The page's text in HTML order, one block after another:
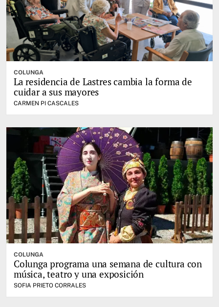
COLUNGA
La residencia de Lastres cambia la forma de
cuidar a sus mayores
CARMEN PI CASCALES
COLUNGA
Colunga programa una semana de cultura con
música, teatro y una exposición
SOFIA PRIETO CORRALES